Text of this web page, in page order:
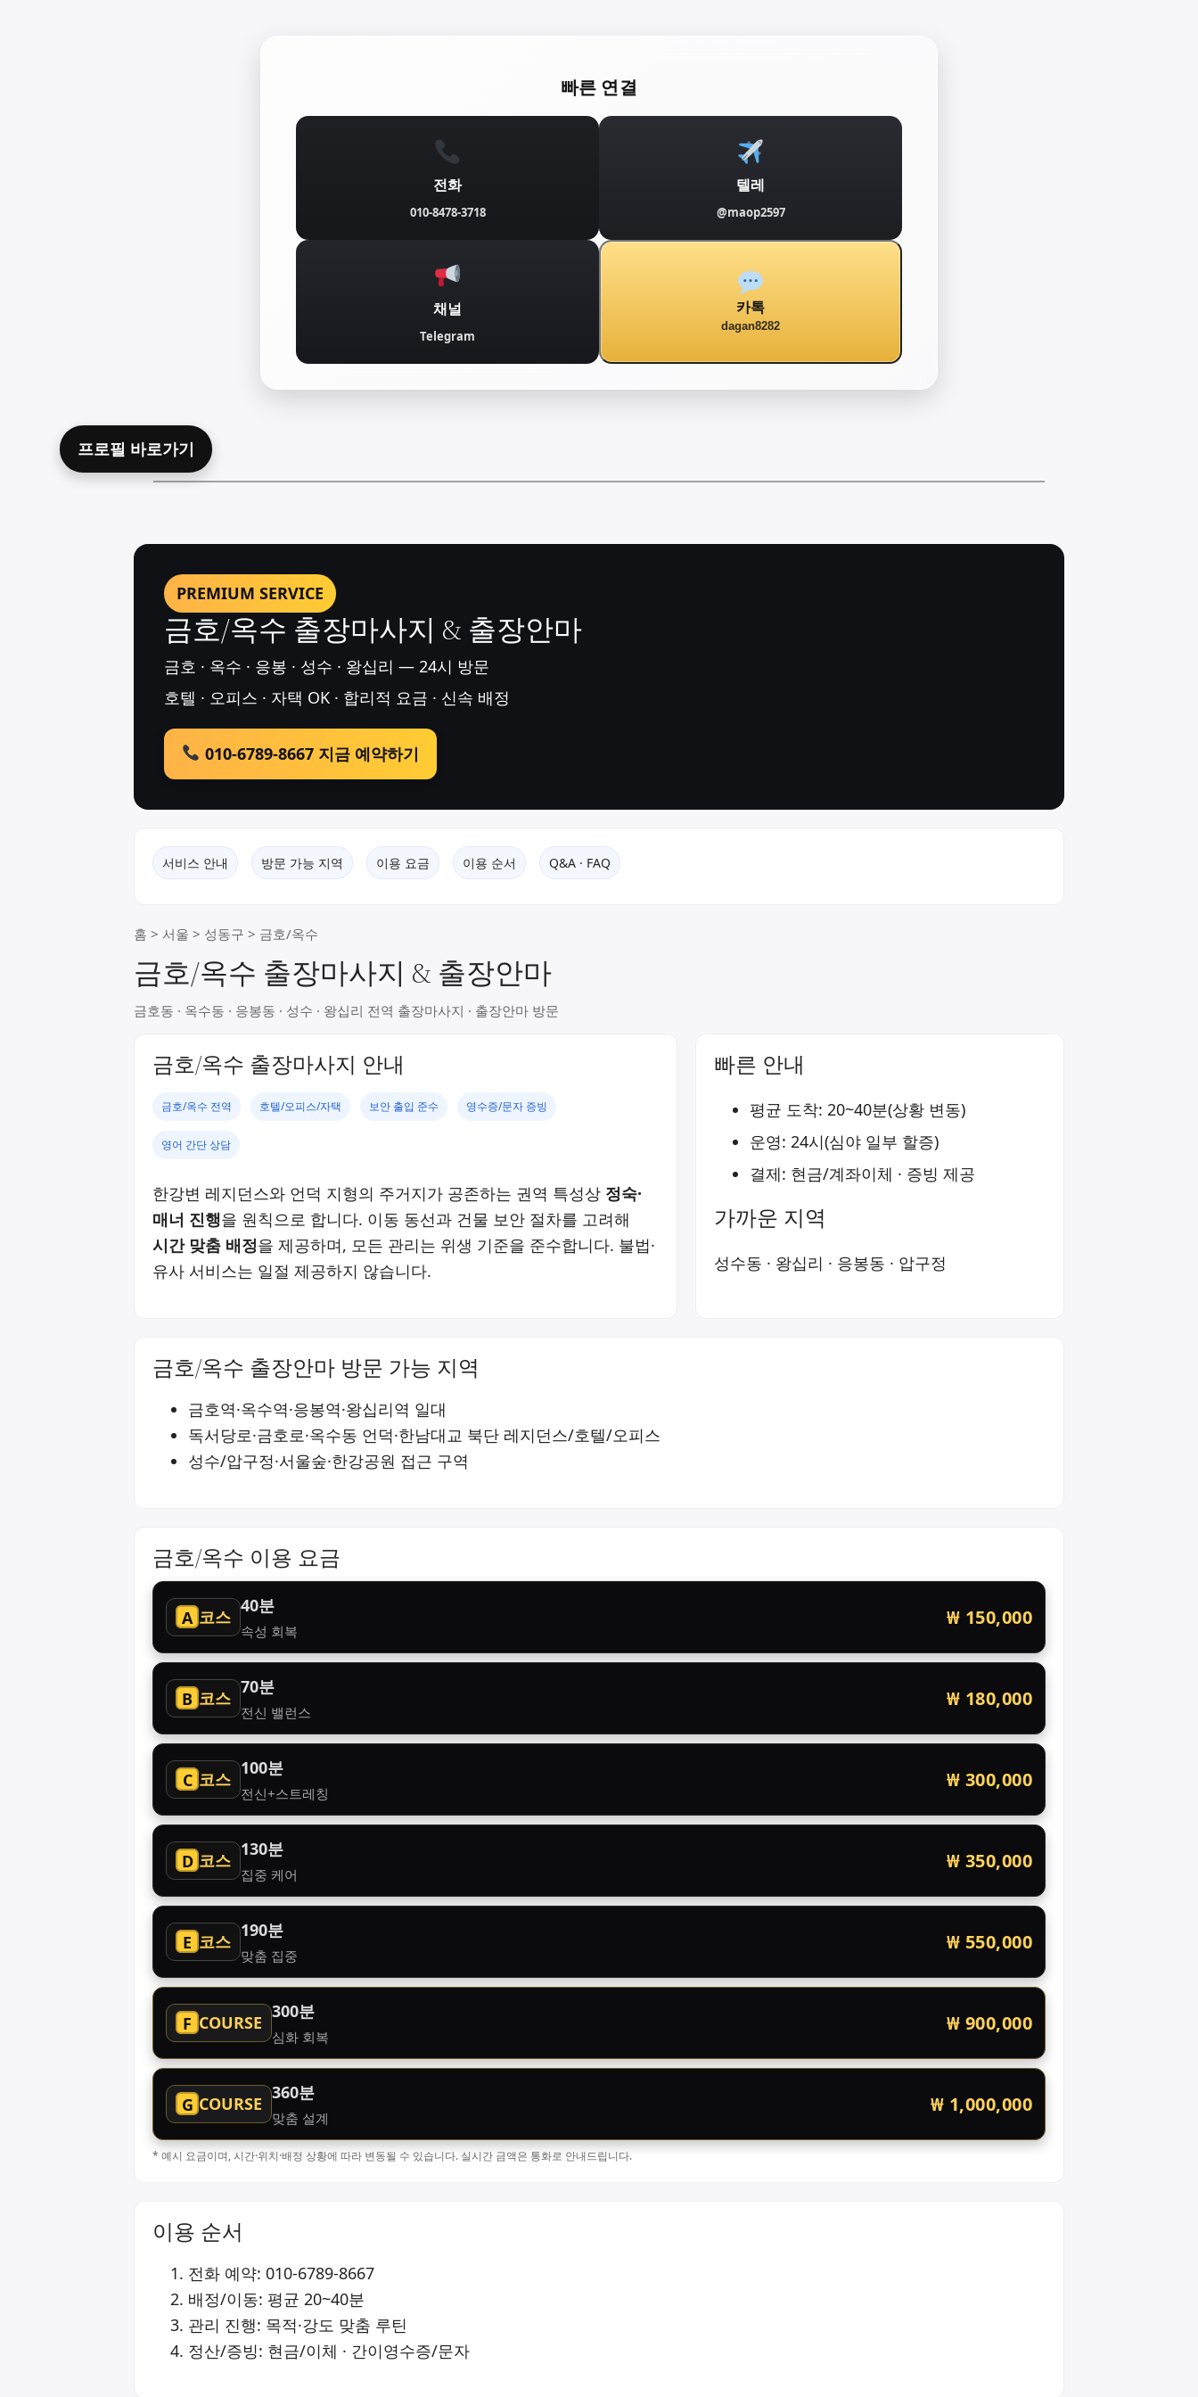
빠른 연결
전화
010-8478-3718
텔레
@maop2597
채널
Telegram
카톡
dagan8282
프로필 바로가기
PREMIUM SERVICE
금호/옥수 출장마사지 & 출장안마
금호 · 옥수 · 응봉 · 성수 · 왕십리 — 24시 방문
호텔 · 오피스 · 자택 OK · 합리적 요금 · 신속 배정
010-6789-8667 지금 예약하기
서비스 안내 방문 가능 지역 이용 요금 이용 순서 Q&A · FAQ
홈 > 서울 > 성동구 > 금호/옥수
금호/옥수 출장마사지 & 출장안마
금호동 · 옥수동 · 응봉동 · 성수 · 왕십리 전역 출장마사지 · 출장안마 방문
금호/옥수 출장마사지 안내
금호/옥수 전역 호텔/오피스/자택 보안 출입 준수 영수증/문자 증빙
영어 간단 상담
한강변 레지던스와 언덕 지형의 주거지가 공존하는 권역 특성상 정숙·
매너 진행을 원칙으로 합니다. 이동 동선과 건물 보안 절차를 고려해
시간 맞춤 배정을 제공하며, 모든 관리는 위생 기준을 준수합니다. 불법·
유사 서비스는 일절 제공하지 않습니다.
빠른 안내
평균 도착: 20~40분(상황 변동)
운영: 24시(심야 일부 할증)
결제: 현금/계좌이체 · 증빙 제공
가까운 지역
성수동 · 왕십리 · 응봉동 · 압구정
금호/옥수 출장안마 방문 가능 지역
금호역·옥수역·응봉역·왕십리역 일대
독서당로·금호로·옥수동 언덕·한남대교 북단 레지던스/호텔/오피스
성수/압구정·서울숲·한강공원 접근 구역
금호/옥수 이용 요금
A 코스
40분
속성 회복
₩ 150,000
B 코스
70분
전신 밸런스
₩ 180,000
C 코스
100분
전신+스트레칭
₩ 300,000
D 코스
130분
집중 케어
₩ 350,000
E 코스
190분
맞춤 집중
₩ 550,000
F COURSE
300분
심화 회복
₩ 900,000
G COURSE
360분
맞춤 설계
₩ 1,000,000
* 예시 요금이며, 시간·위치·배정 상황에 따라 변동될 수 있습니다. 실시간 금액은 통화로 안내드립니다.
이용 순서
전화 예약: 010-6789-8667
배정/이동: 평균 20~40분
관리 진행: 목적·강도 맞춤 루틴
정산/증빙: 현금/이체 · 간이영수증/문자